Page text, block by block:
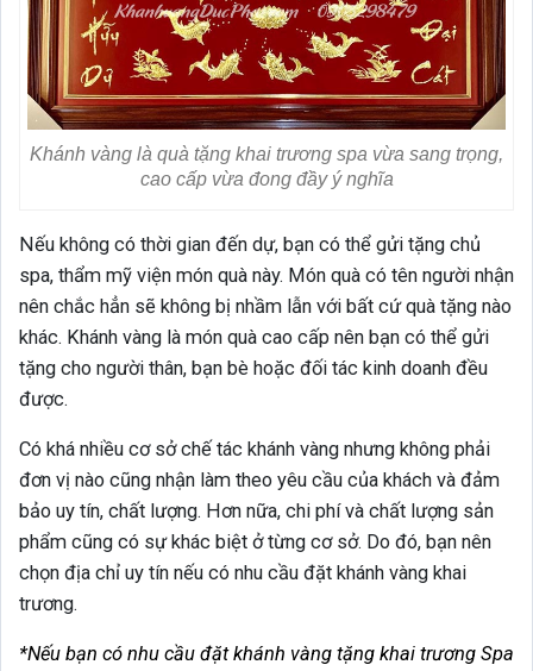
Khánh vàng là quà tặng khai trương spa vừa sang trọng,
cao cấp vừa đong đầy ý nghĩa
Nếu không có thời gian đến dự, bạn có thể gửi tặng chủ
spa, thẩm mỹ viện món quà này. Món quà có tên người nhận
nên chắc hẳn sẽ không bị nhầm lẫn với bất cứ quà tặng nào
khác. Khánh vàng là món quà cao cấp nên bạn có thể gửi
tặng cho người thân, bạn bè hoặc đối tác kinh doanh đều
được.
Có khá nhiều cơ sở chế tác khánh vàng nhưng không phải
đơn vị nào cũng nhận làm theo yêu cầu của khách và đảm
bảo uy tín, chất lượng. Hơn nữa, chi phí và chất lượng sản
phẩm cũng có sự khác biệt ở từng cơ sở. Do đó, bạn nên
chọn địa chỉ uy tín nếu có nhu cầu đặt khánh vàng khai
trương.
*Nếu bạn có nhu cầu đặt khánh vàng tặng khai trương Spa